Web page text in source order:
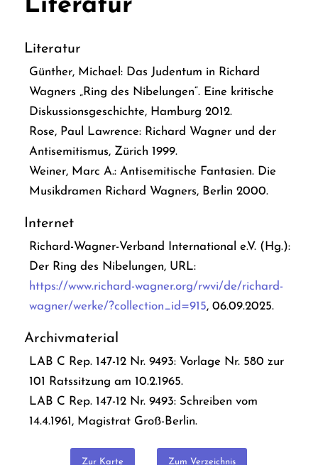
Literatur
Literatur
Günther, Michael: Das Judentum in Richard
Wagners „Ring des Nibelungen“. Eine kritische
Diskussionsgeschichte,Hamburg 2012.
Rose, Paul Lawrence: Richard Wagner und der
Antisemitismus, Zürich 1999.
Weiner, Marc A.: Antisemitische Fantasien. Die
Musikdramen Richard Wagners, Berlin 2000.
Internet
Richard-Wagner-Verband International e.V. (Hg.):
Der Ring des Nibelungen, URL:
https://www.richard-wagner.org/rwvi/de/richard-
wagner/werke/?collection_id=915, 06.09.2025.
Archivmaterial
LAB C Rep. 147-12 Nr. 9493: Vorlage Nr. 580 zur
101 Ratssitzung am 10.2.1965.
LAB C Rep. 147-12 Nr. 9493: Schreiben vom
14.4.1961, Magistrat Groß-Berlin.
Zur Karte Zum Verzeichnis